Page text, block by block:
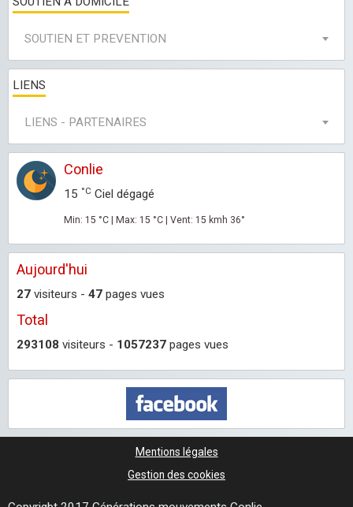
SOUTIEN ET PREVENTION
LIENS
LIENS - PARTENAIRES
Conlie
15 °C Ciel dégagé
Min: 15 °C | Max: 15 °C | Vent: 15 kmh 36°
Aujourd'hui
27 visiteurs - 47 pages vues
Total
293108 visiteurs - 1057237 pages vues
Mentions légales
Gestion des cookies